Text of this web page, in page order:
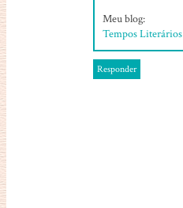
Meu blog:
Tempos Literários
Responder